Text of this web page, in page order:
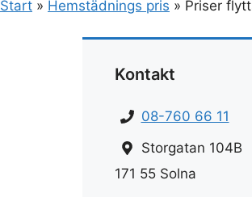
Start » Hemstädnings pris » Priser
Kontakt
08-760 66 11
Storgatan 104B
171 55 Solna